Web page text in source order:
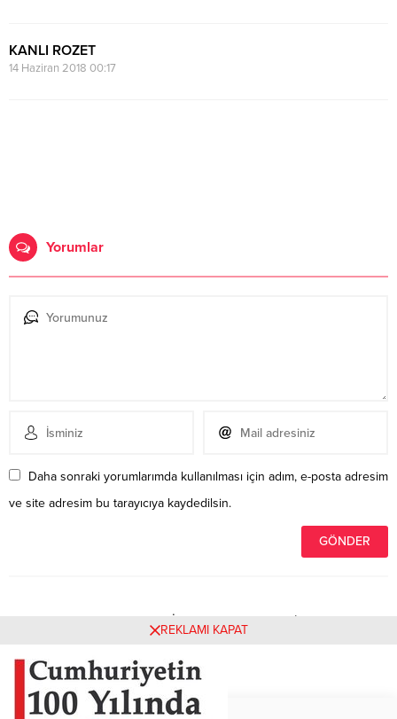
KANLI ROZET
14 Haziran 2018 00:17
Yorumlar
Daha sonraki yorumlarımda kullanılması için adım, e-posta adresim
ve site adresim bu tarayıcıya kaydedilsin.
Henüz yorum yapılmamış. İlk yorumu yukarıdaki form
aracılığıyla siz yapabilirsiniz.REKLAMI KAPAT